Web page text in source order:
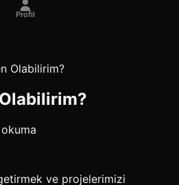
Profil
Olabilirim?
ve projelerimizi